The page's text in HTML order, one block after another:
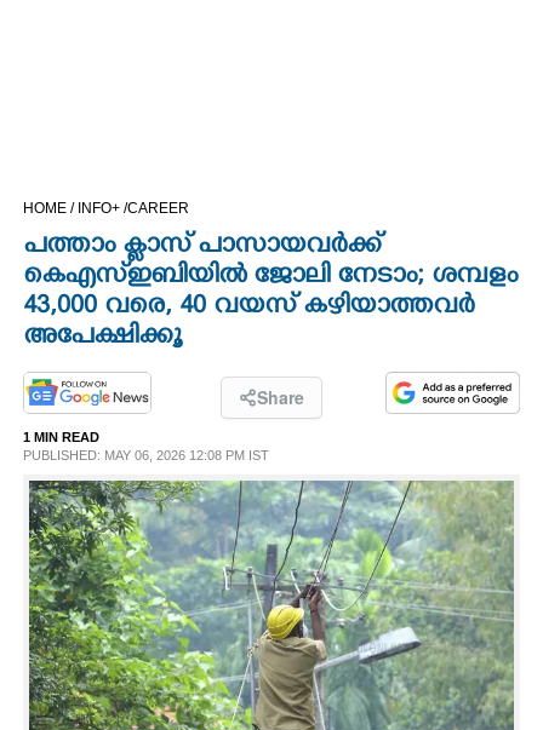
OPINION
LIFESTYLE
SPIRITUAL
INFO+
ART
ASTRO
HOME / INFO+ /CAREER
പത്താം ക്ലാസ് പാസായവർക്ക്
കെഎസ്‌ഇബിയിൽ ജോലി നേടാം; ശമ്പളം
43,000 വരെ, 40 വയസ് കഴിയാത്തവർ
അപേക്ഷിക്കൂ
Share
1 MIN READ
PUBLISHED: MAY 06, 2026 12:08 PM IST